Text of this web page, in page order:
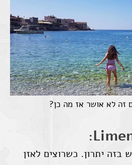
זה לא אושר אז מה כן?
בזה יתרון. כשרוצים לאזן